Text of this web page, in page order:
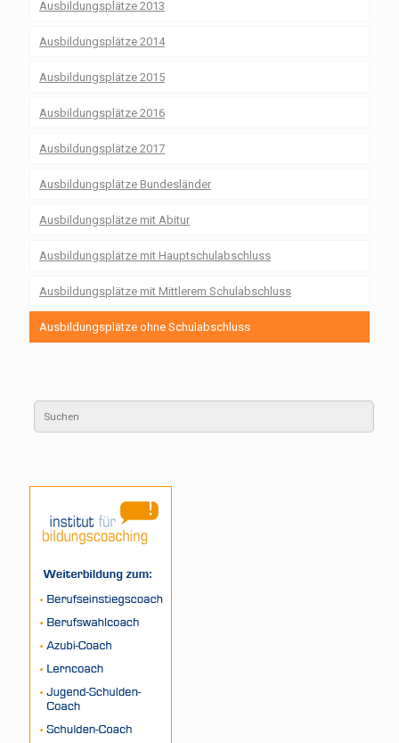
Ausbildungsplätze 2013
Ausbildungsplätze 2014
Ausbildungsplätze 2015
Ausbildungsplätze 2016
Ausbildungsplätze 2017
Ausbildungsplätze Bundesländer
Ausbildungsplätze mit Abitur
Ausbildungsplätze mit Hauptschulabschluss
Ausbildungsplätze mit Mittlerem Schulabschluss
Ausbildungsplätze ohne Schulabschluss